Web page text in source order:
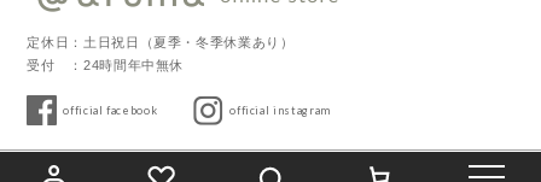
定休日：土日祝日（夏季・冬季休業あり）
受付 ：24時間年中無休
official facebook official instagram